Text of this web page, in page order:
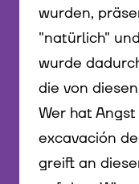
wurden,
"natürlich"
wurde
die von
Wer hat
excavación
greift an